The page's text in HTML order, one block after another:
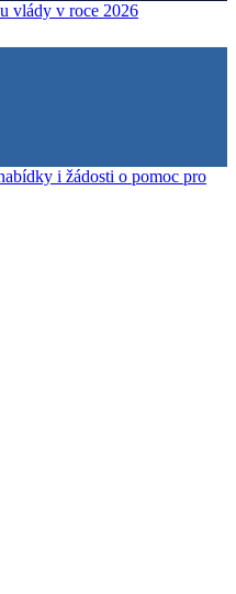
vlády v roce 2026
i žádosti o pomoc pro